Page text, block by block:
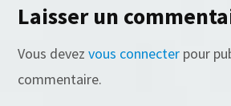
Laisser un
Vous devezvous connecter pour
commentaire.